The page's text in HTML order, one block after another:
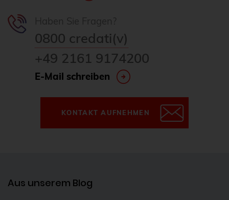
freeipa
FreeRADIUS
Freie Software
Gitlab
GOsa
0800 credati(v)
+49 2161 9174200
E-Mail schreiben
KONTAKT AUFNEHMEN
Aus unserem Blog